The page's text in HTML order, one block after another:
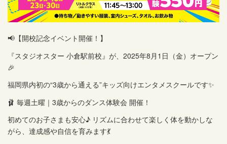
📢【開校記念イベント開催！】
『スタジオスター 小倉駅前校』が、2025年8月1日（金）オープン
🎉
福岡県内初の“3歳から通える”キッズ向けエンタメスクールです✨
🩰 毎週土曜｜3歳からのダンス体験会 開催！
初めてのお子さまも安心♪ リズムに合わせて楽しく体を動かしな
がら、達成感や自信を育みます💃